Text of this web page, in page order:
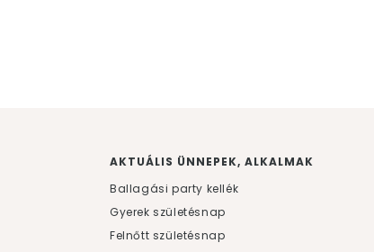
AKTUÁLIS ÜNNEPEK, ALKALMAK
Ballagási party kellék
Gyerek születésnap
Felnőtt születésnap